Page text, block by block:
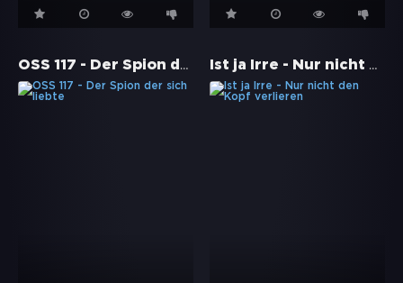
OSS 117 - Der Spion der sich liebte Ist ja Irre - Nur nicht den Kopf verlieren